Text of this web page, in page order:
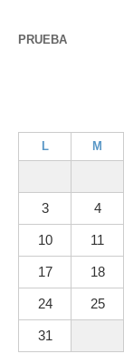
PRUEBA
L M
3 4
10 11
17 18
24 25
31